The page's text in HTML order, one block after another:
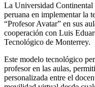
La Universidad Continental
peruana en implementar la
“Profesor Avatar” en sus
cooperación con Luis
Tecnológico de Monterrey.
Este modelo tecnológico
profesor en las aulas,
personalizada entre el